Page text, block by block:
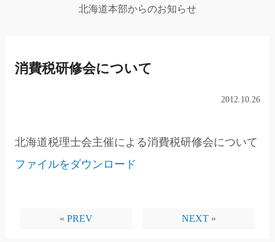
北海道本部からのお知らせ
消費税研修会について
2012.10.26
北海道税理士会主催による消費税研修会について
ファイルをダウンロード
« PREV NEXT »